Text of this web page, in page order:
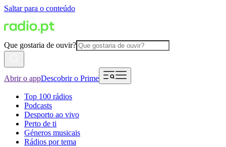
Saltar para o conteúdo
Que gostaria de ouvir?
Abrir o appDescobrir o Prime
Top 100 rádios
Podcasts
Desporto ao vivo
Perto de ti
Géneros musicais
Rádios por tema